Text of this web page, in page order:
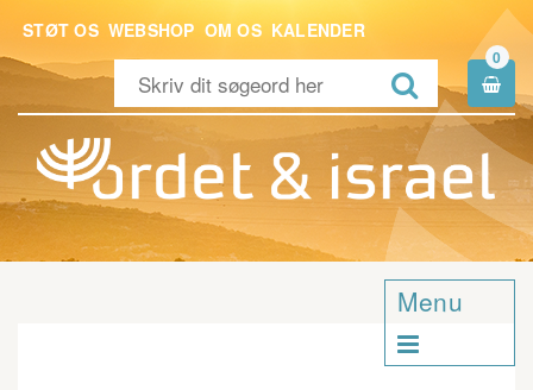
STØT OS WEBSHOP OM OS KALENDER

0

Menu
